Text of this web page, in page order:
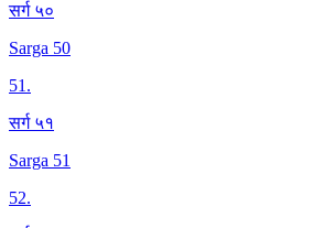
सर्ग ५०
Sarga 50
51.
सर्ग ५१
Sarga 51
52.